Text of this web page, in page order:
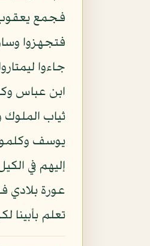
فجمع يعقوب
فتجهزوا
جاءوا
ابن عباس
ثياب
يوسف
إليهم في
عورة بلادي
تعلم بأبينا